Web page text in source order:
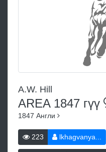
A.W. Hill
AREA 1847 гүү
1847 Англи
223 lkhagvanya...